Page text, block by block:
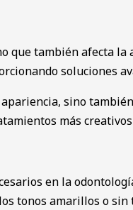
también afecta
soluciones
sino
más
en la
tonos amarillos o sin